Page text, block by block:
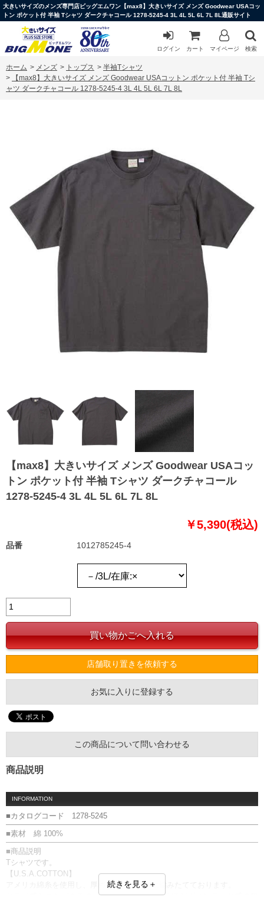
大きいサイズのメンズ専門店ビッグエムワン【max8】大きいサイズ メンズ Goodwear USAコッ
トン ポケット付 半袖 Tシャツ ダークチャコール 1278-5245-4 3L 4L 5L 6L 7L 8L通販サイト
ログイン カート マイページ 検索
ホーム > メンズ > トップス > 半袖Tシャツ
>
【max8】大きいサイズ メンズ Goodwear USAコットン ポケット付 半袖 Tシ
ャツ ダークチャコール 1278-5245-4 3L 4L 5L 6L 7L 8L
【max8】大きいサイズ メンズ Goodwear USAコッ
トン ポケット付 半袖 Tシャツ ダークチャコール
1278-5245-4 3L 4L 5L 6L 7L 8L
￥5,390(税込)
品番 1012785245-4
店舗取り置きを依頼する
お気に入りに登録する
この商品について問い合わせる
商品説明
INFORMATION
■カタログコード 1278-5245
■素材 綿 100%
■商品説明
Tシャツです。
【U.S.A.COTTON】
アメリカ綿糸を使用し、厚めでタフな生地に編みたてております。
ドライ感とコシがあるのが特徴で、洗えば洗うほどヴィンテージ感の風
続きを見る＋